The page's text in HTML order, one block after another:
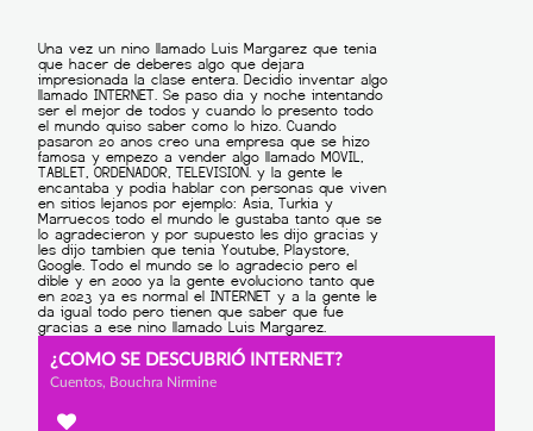
¿COMO SE DESCUBRIÓ INTERNET?
Cuentos, Bouchra Nirmine